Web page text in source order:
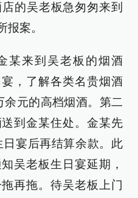
的吴老板急匆匆来到
报案。
某来到吴老板的烟酒
，了解各类名贵烟酒
余元的高档烟酒。第二
到金某住处。金某先
宴后再结算余款。此
吴老板生日宴延期，
再拖。待吴老板上门